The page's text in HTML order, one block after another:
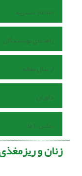
اطلاعات نشریه
راهنمای نویسندگان
ارسال مقاله
داوران
تماس با ما
زنان و